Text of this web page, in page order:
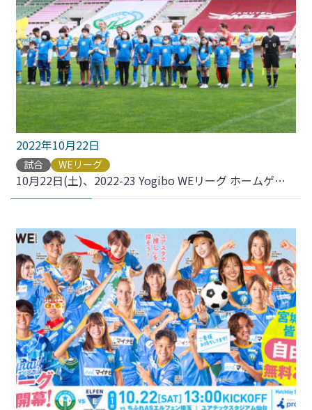
2022年10月22日
試合 WEリーグ
10月22日(土)、2022-23 Yogibo WEリーグ ホームゲーム開幕戦を開催いたしました。